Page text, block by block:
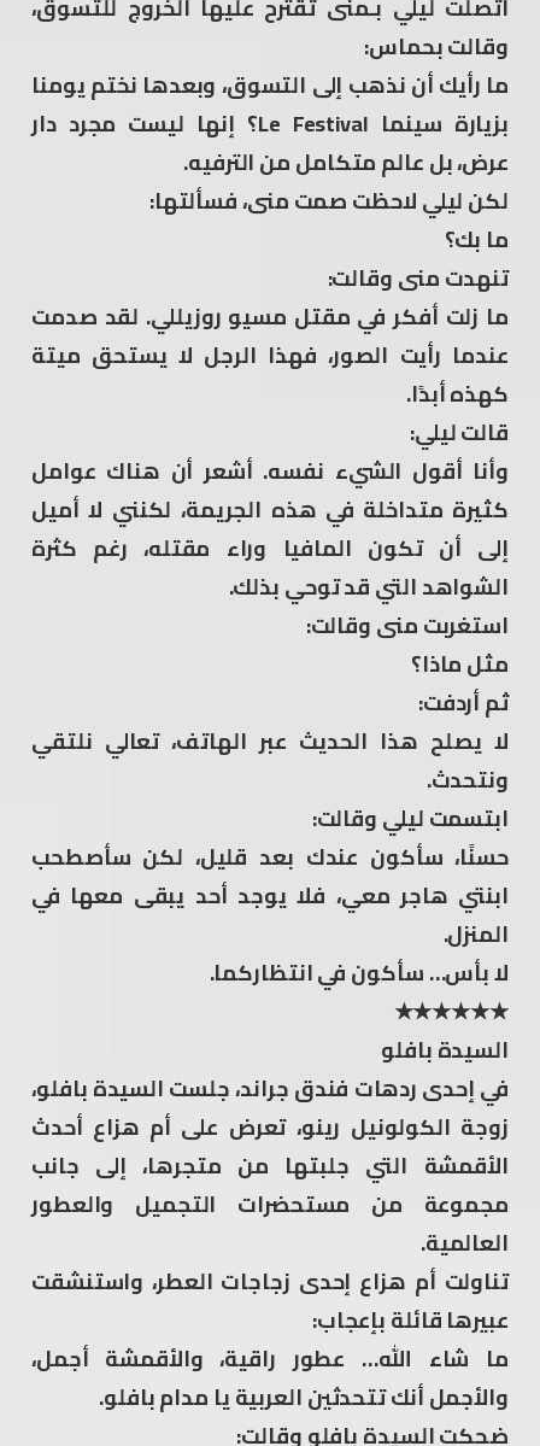
وقالت بحماس:
ما رأيك أن نذهب إلى التسوق، وبعدها نختم يومنا
بزيارة سينما Le Festival؟ إنها ليست مجرد دار
عرض، بل عالم متكامل من الترفيه.
لكن ليلي لاحظت صمت منى، فسألتها:
ما بك؟
تنهدت منى وقالت:
ما زلت أفكر في مقتل مسيو روزيللي. لقد صدمت
عندما رأيت الصور، فهذا الرجل لا يستحق ميتة
كهذه أبدًا.
قالت ليلي:
وأنا أقول الشيء نفسه. أشعر أن هناك عوامل
كثيرة متداخلة في هذه الجريمة، لكنني لا أميل
إلى أن تكون المافيا وراء مقتله، رغم كثرة
الشواهد التي قد توحي بذلك.
استغربت منى وقالت:
مثل ماذا؟
ثم أردفت:
لا يصلح هذا الحديث عبر الهاتف، تعالي نلتقي
ونتحدث.
ابتسمت ليلي وقالت:
حسنًا، سأكون عندك بعد قليل، لكن سأصطحب
ابنتي هاجر معي، فلا يوجد أحد يبقى معها في
المنزل.
لا بأس… سأكون في انتظاركما.
★★★★★★
السيدة بافلو
في إحدى ردهات فندق جراند، جلست السيدة بافلو،
زوجة الكولونيل رينو، تعرض على أم هزاع أحدث
الأقمشة التي جلبتها من متجرها، إلى جانب
مجموعة من مستحضرات التجميل والعطور
العالمية.
تناولت أم هزاع إحدى زجاجات العطر، واستنشقت
عبيرها قائلة بإعجاب:
ما شاء الله… عطور راقية، والأقمشة أجمل،
والأجمل أنك تتحدثين العربية يا مدام بافلو.
ضحكت السيدة بافلو وقالت: